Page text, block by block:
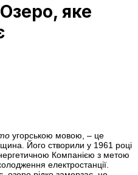
яке
угорською мовою, – це
Його створили у 1961 році
Компанією з метою
електростанції.